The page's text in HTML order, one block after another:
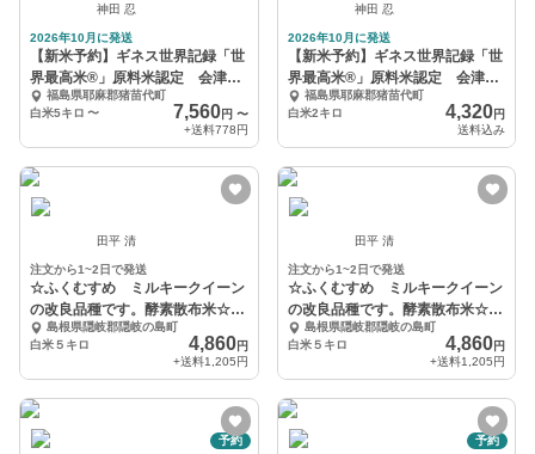
神田 忍
2026年10月に発送
【新米予約】ギネス世界記録「世
界最高米®」原料米認定 会津
産 ゆうだい21
福島県耶麻郡猪苗代町
白米5キロ 〜 7,560円 〜
+送料778円
神田 忍
2026年10月に発送
【新米予約】ギネス世界記録「世
界最高米®」原料米認定 会津
産 ゆうだい21
福島県耶麻郡猪苗代町
白米2キロ
4,320円
送料込み
田平 清
注文から1~2日で発送
☆ふくむすめ ミルキークイーン
の改良品種です。酵素散布米☆白
米5キロ
島根県隠岐郡隠岐の島町
白米５キロ
4,860円
+送料1,205円
田平 清
注文から1~2日で発送
☆ふくむすめ ミルキークイーン
の改良品種です。酵素散布米☆白
米5キロ
島根県隠岐郡隠岐の島町
白米５キロ
4,860円
+送料1,205円
予約 予約